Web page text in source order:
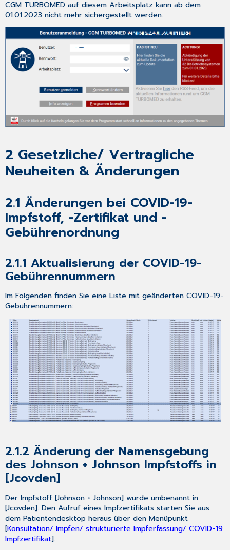
des
zur
Unterstützung
der
TI-
Fachanwendungen
die
ADT-
Abrechnung
2.9
Änderungen
2.10
Aktualisierung
EBM-
Stammdaten
3
Allgemeine
Änderungen
3.1
Kodierregelwerk
mit
Teilabrechnung/
Notfalldatenpaket
3.2
E-
Rezept
Performance-
Anpassungen
3.3
Löschen
von
vorbereiteten
Rezepten
im
eMuster-
Center
1-
Click-
Abrechnung
2.0
–
CGM TURBOMED auf diesem Arbeitsplatz kann ab dem
01.01.2023 nicht mehr sichergestellt werden.
2 Gesetzliche/ Vertragliche
Neuheiten & Änderungen
2.1 Änderungen bei COVID-19-
Impfstoff, -Zertifikat und -
Gebührenordnung
2.1.1Aktualisierung der COVID-19-
Gebührennummern
Im Folgenden finden Sie eine Liste mit geänderten COVID-19-
Gebührennummern:
2.1.2Änderung der Namensgebung
des Johnson + Johnson Impfstoffs in
[Jcovden]
Der Impfstoff [Johnson + Johnson] wurde umbenannt in
[Jcovden]. Den Aufruf eines Impfzertifikats starten Sie aus
dem Patientendesktop heraus über den Menüpunkt
[Konsultation/ Impfen/ strukturierte Impferfassung/ COVID-19
Impfzertifikat].